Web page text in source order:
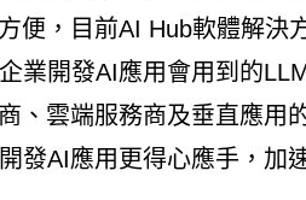
便，目前AI Hub軟體解決
業開發AI應用會用到的
、雲端服務商及垂直應用
發AI應用更得心應手，加